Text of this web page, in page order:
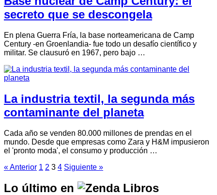
secreto que se descongela
En plena Guerra Fría, la base norteamericana de Camp
Century -en Groenlandia- fue todo un desafío científico y
militar. Se clausuró en 1967, pero bajo …
La industria textil, la segunda más
contaminante del planeta
Cada año se venden 80.000 millones de prendas en el
mundo. Desde que empresas como Zara y H&M impusieron
el 'pronto moda', el consumo y producción …
« Anterior 1 2 3 4 Siguiente »
Lo último en